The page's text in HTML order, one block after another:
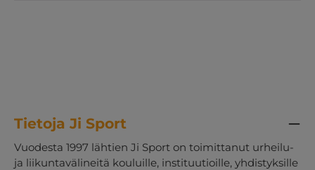
Tietoja Ji Sport
Vuodesta 1997 lähtien Ji Sport on toimittanut urheilu-
ja liikuntavälineitä kouluille, instituutioille, yhdistyksille